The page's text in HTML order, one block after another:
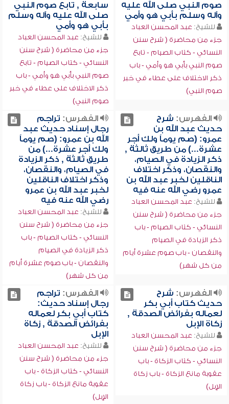
صوم النبي صلى الله عليه
وآله وسلم بأبي هو وأمي
للشيخ: عبد المحسن العباد
جزء من محاضرة ( شرح سنن
النسائي - كتاب الصيام - تابع
صوم النبي بأبي هو وأمي - باب
ذكر الاختلاف على عطاء في خبر
صوم النبي)
سابعة , تابع صوم النبي
صلى الله عليه وآله وسلم
بأبي هو وأمي
للشيخ: عبد المحسن العباد
جزء من محاضرة ( شرح سنن
النسائي - كتاب الصيام - تابع
صوم النبي بأبي هو وأمي - باب
ذكر الاختلاف على عطاء في خبر
صوم النبي)
الفهرس: شرح
حديث عبد الله بن
عمرو: (صم يوماً ولك أجر
عشرة...) من طريق ثالثة ,
ذكر الزيادة في الصيام،
والنقصان، وذكر اختلاف
الناقلين لخبر عبد الله بن
عمرو رضي الله عنه فيه
للشيخ: عبد المحسن العباد
جزء من محاضرة ( شرح سنن
النسائي - كتاب الصيام - باب
ذكر الزيادة في الصيام
والنقصان - باب صوم عشرة أيام
من كل شهر)
الفهرس: تراجم
رجال إسناد حديث عبد
الله بن عمرو: (صم يوماً
ولك أجر عشرة...) من
طريق ثالثة , ذكر الزيادة
في الصيام، والنقصان،
وذكر اختلاف الناقلين
لخبر عبد الله بن عمرو
رضي الله عنه فيه
للشيخ: عبد المحسن العباد
جزء من محاضرة ( شرح سنن
النسائي - كتاب الصيام - باب
ذكر الزيادة في الصيام
والنقصان - باب صوم عشرة أيام
من كل شهر)
الفهرس: شرح
حديث كتاب أبي بكر
لعماله بفرائض الصدقة ,
زكاة الإبل
للشيخ: عبد المحسن العباد
جزء من محاضرة ( شرح سنن
النسائي - كتاب الزكاة - باب
عقوبة مانع الزكاة - باب زكاة
الإبل)
الفهرس: تراجم
رجال إسناد حديث:
كتاب أبي بكر لعماله
بفرائض الصدقة , زكاة
الإبل
للشيخ: عبد المحسن العباد
جزء من محاضرة ( شرح سنن
النسائي - كتاب الزكاة - باب
عقوبة مانع الزكاة - باب زكاة
الإبل)